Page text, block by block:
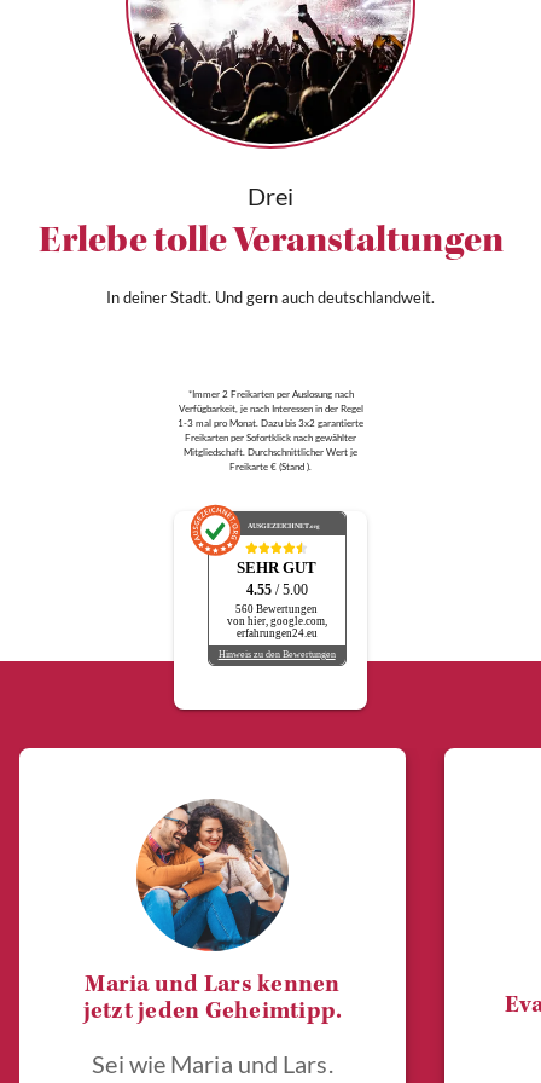
Drei
Erlebe tolle Veranstaltungen
In deiner Stadt. Und gern auch deutschlandweit.
*Immer 2 Freikarten per Auslosung nach
Verfügbarkeit, je nach Interessen in der Regel
1-3 mal pro Monat. Dazu bis 3x2 garantierte
Freikarten per Sofortklick nach gewählter
Mitgliedschaft. Durchschnittlicher Wert je
Freikarte € (Stand ).
AUSGEZEICHNET.org
SEHR GUT
4.55 / 5.00
560 Bewertungen
von hier, google.com,
erfahrungen24.eu
Hinweis zu den Bewertungen
Maria und Lars kennen
jetzt jeden Geheimtipp.
Sei wie Maria und Lars.